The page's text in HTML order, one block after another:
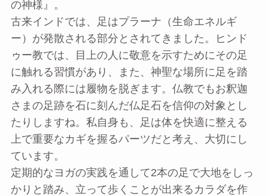
の神様』。
古来インドでは、足はプラーナ（生命エネルギ
ー）が発散される部分とされてきました。ヒンド
ゥー教では、目上の人に敬意を示すためにその足
に触れる習慣があり、また、神聖な場所に足を踏
み入れる際には履物を脱ぎます。仏教でもお釈迦
さまの足跡を石に刻んだ仏足石を信仰の対象とし
たりしますね。私自身も、足は体を快適に整える
上で重要なカギを握るパーツだと考え、大切にし
ています。
定期的なヨガの実践を通して2本の足で大地をしっ
かりと踏み、立って歩くことが出来るカラダを作